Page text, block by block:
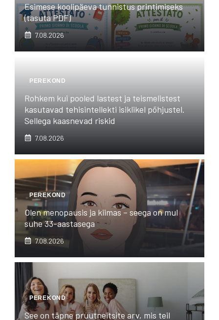
Esimese koolipäeva tunnistus printimiseks
(tasuta PDF)
7.08.2026
PEREKOND
Rohkem kui pooled lastest ja teismelistest
kasutavad tehisintellekti isiklikel põhjustel.
Sellega kaasnevad riskid
7.08.2026
PEREKOND
Olen menopausis ja kiimas – seega on mul
suhe 33-aastasega
7.08.2026
PEREKOND
See on täpne pruutneitsite arv, mis teil